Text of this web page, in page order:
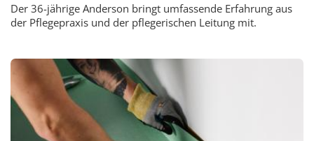
Der 36-jährige Anderson bringt umfassende Erfahrung aus
der Pflegepraxis und der pflegerischen Leitung mit.